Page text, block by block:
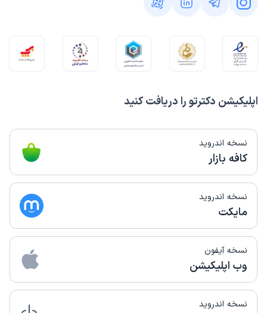
اپلیکیشن دکترتو را دریافت کنید
نسخه اندروید
کافه بازار
نسخه اندروید
مایکت
نسخه آیفون
وب اپلیکیشن
نسخه اندروید